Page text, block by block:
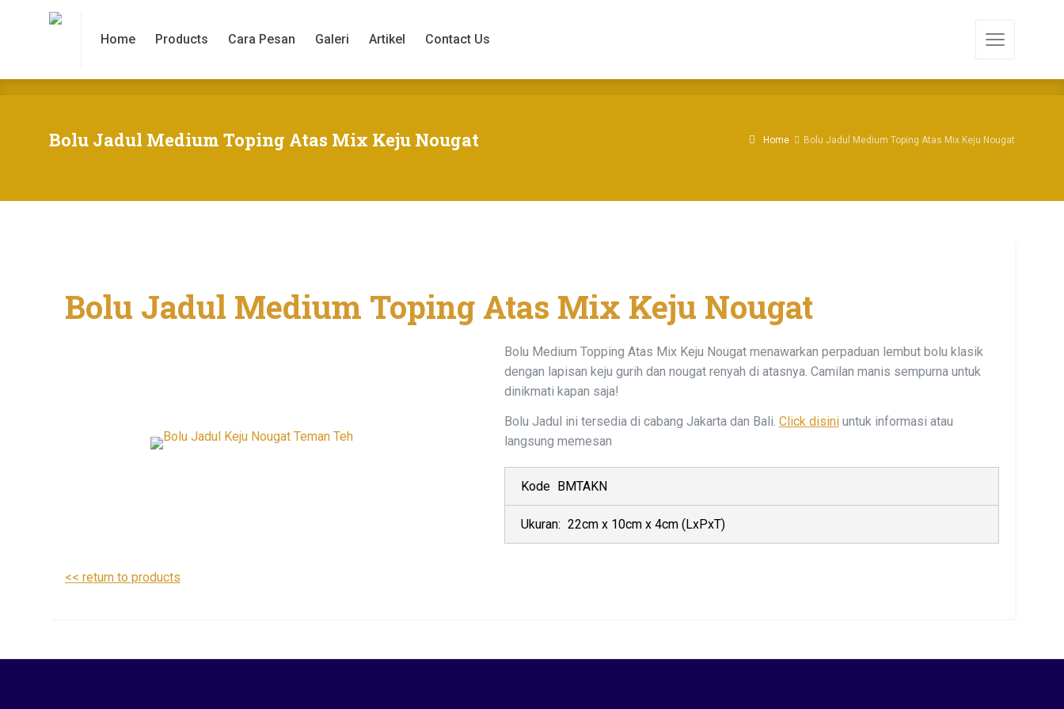
Home Products Cara Pesan Galeri Artikel Contact Us
Bolu Jadul Medium Toping Atas Mix Keju Nougat Home Bolu Jadul Medium Toping Atas Mix Keju Nougat
Bolu Jadul Medium Toping Atas Mix Keju Nougat
Bolu Medium Topping Atas Mix Keju Nougat menawarkan perpaduan lembut bolu klasik
dengan lapisan keju gurih dan nougat renyah di atasnya. Camilan manis sempurna untuk
dinikmati kapan saja!
Bolu Jadul ini tersedia di cabang Jakarta dan Bali. Click disiniuntuk informasi atau
langsung memesan
Kode BMTAKN
Ukuran: 22cm x 10cm x 4cm (LxPxT)
<< return to products